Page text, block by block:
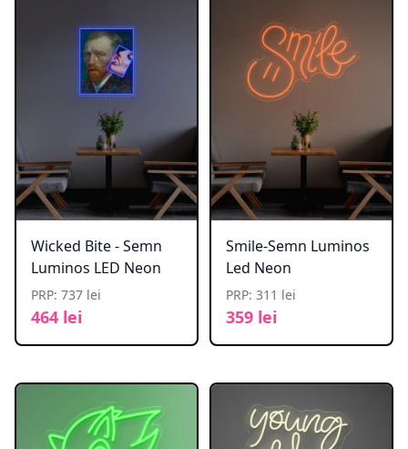
Wicked Bite - Semn
Luminos LED Neon
PRP: 737 lei
464 lei
Smile-Semn Luminos
Led Neon
PRP: 311 lei
359 lei